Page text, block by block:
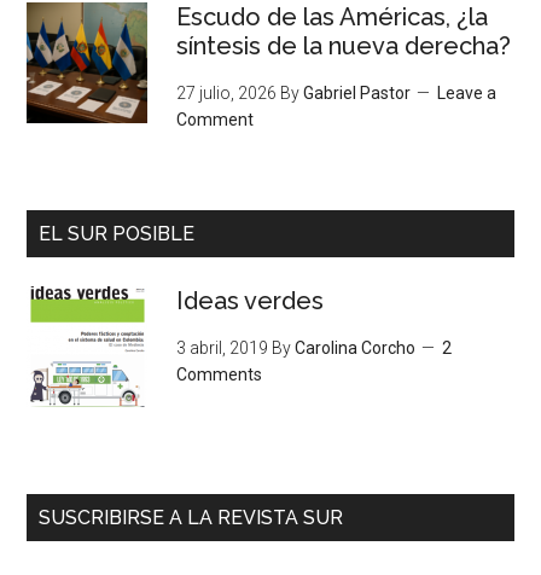
Escudo de las Américas, ¿la
síntesis de la nueva derecha?
27 julio, 2026 ByGabriel Pastor
Leave a
Comment
EL SUR POSIBLE
Ideas verdes
3 abril, 2019 ByCarolina Corcho
2
Comments
SUSCRIBIRSE A LA REVISTA SUR